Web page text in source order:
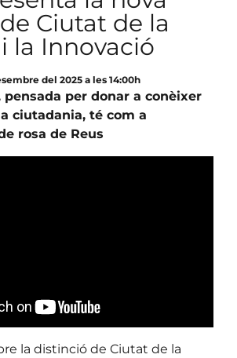
Ciutat de la
la Innovació
del 2025 a les 14:00h
pensada per donar a conèixer
ciutadania, té com a
rosa de Reus
la distinció de Ciutat de la